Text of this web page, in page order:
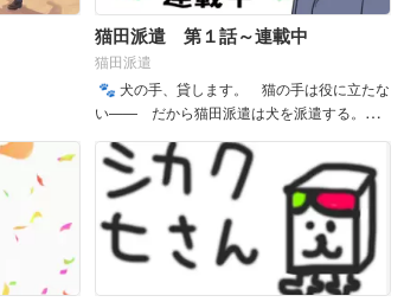
猫田派遣 第１話～連載中
猫田派遣
🐾 犬の手、貸します。 猫の手は役に立たな
い—— だから猫田派遣は犬を派遣する。